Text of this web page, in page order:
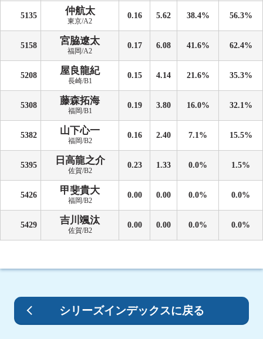
5135 仲航太
東京/A2
0.16 5.62 38.4% 56.3%
5158 宮脇遼太
福岡/A2
0.17 6.08 41.6% 62.4%
5208 屋良龍紀
長崎/B1
0.15 4.14 21.6% 35.3%
5308 藤森拓海
福岡/B1
0.19 3.80 16.0% 32.1%
5382 山下心一
福岡/B2
0.16 2.40 7.1% 15.5%
5395 日高龍之介
佐賀/B2
0.23 1.33 0.0% 1.5%
5426 甲斐貴大
福岡/B2
0.00 0.00 0.0% 0.0%
5429 吉川颯汰
佐賀/B2
0.00 0.00 0.0% 0.0%
シリーズインデックスに戻る